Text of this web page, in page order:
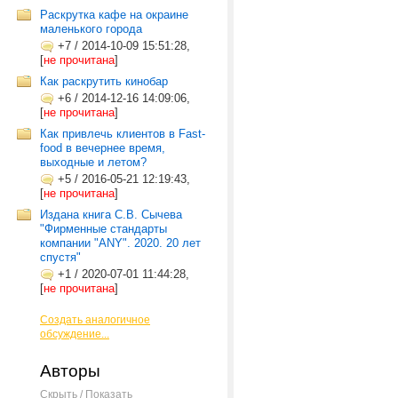
Раскрутка кафе на окраине
маленького города
+7 / 2014-10-09 15:51:28,
[не прочитана]
Как раскрутить кинобар
+6 / 2014-12-16 14:09:06,
[не прочитана]
Как привлечь клиентов в Fast-
food в вечернее время,
выходные и летом?
+5 / 2016-05-21 12:19:43,
[не прочитана]
Издана книга С.В. Сычева
"Фирменные стандарты
компании "ANY". 2020. 20 лет
спустя"
+1 / 2020-07-01 11:44:28,
[не прочитана]
Создать аналогичное
обсуждение...
Авторы
Скрыть / Показать